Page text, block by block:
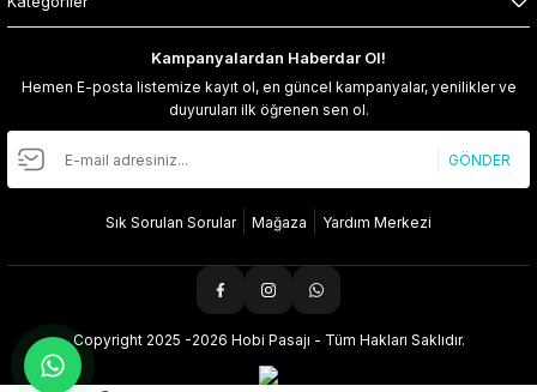
Kampanyalardan Haberdar Ol!
Hemen E-posta listemize kayıt ol, en güncel kampanyalar, yenilikler ve
duyuruları ilk öğrenen sen ol.
GÖNDER
Sık Sorulan Sorular Mağaza Yardım Merkezi
Copyright 2025 -2026 Hobi Pasajı - Tüm Hakları Saklıdır.